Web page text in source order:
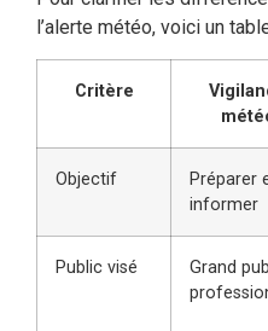
l’alerte météo, voici un
Critère
Objectif
Préparer
informer
Public visé
Grand